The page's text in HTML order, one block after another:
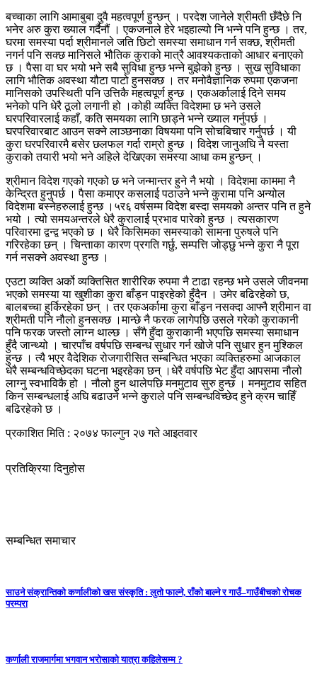
बच्चाका लागि आमाबुबा दुवै महत्वपूर्ण हुन्छन् । परदेश जानेले श्रीमती छँदैछे नि
भनेर अरु कुरा ख्याल गर्दैनौं । एकजनाले हेरे भइहाल्यो नि भन्ने पनि हुन्छ । तर,
घरमा समस्या पर्दा श्रीमानले जति छिटो समस्या समाधान गर्न सक्छ, श्रीमती
नगर्न पनि सक्छ मानिसले भौतिक कुराको मात्रै आवश्यकताको आधार बनाएको
छ । पैसा वा घर भयो भने सबै सुविधा हुन्छ भन्ने बुझेको हुन्छ । सुख सुविधाका
लागि भौतिक अवस्था यौटा पाटो हुनसक्छ । तर मनोवैज्ञानिक रुपमा एकजना
मानिसको उपस्थिती पनि उत्तिकै महत्वपूर्ण हुन्छ । एकअर्कालाई दिने समय
भनेको पनि धेरै ठूलो लगानी हो ।कोही व्यक्ति विदेशमा छ भने उसले
घरपरिवारलाई कहाँ, कति समयका लागि छाड्ने भन्ने ख्याल गर्नुपर्छ ।
घरपरिवारबाट आउन सक्ने लाञ्छनाका विषयमा पनि सोचबिचार गर्नुपर्छ । यी
कुरा घरपरिवारमै बसेर छलफल गर्दा राम्रो हुन्छ । विदेश जानुअघि नै यस्ता
कुराको तयारी भयो भने अहिले देखिएका समस्या आधा कम हुन्छन् ।
श्रीमान विदेश गएको गएको छ भने जन्मान्तर हुने नै भयो । विदेशमा काममा नै
केन्द्रित हुनुपर्छ । पैसा कमाएर कसलाई पठाउने भन्ने कुरामा पनि अन्योल
विदेशमा बस्नेहरुलाई हुन्छ ।५र६ वर्षसम्म विदेश बस्दा समयको अन्तर पनि त हुने
भयो । त्यो समयअन्तरले धेरै कुरालाई प्रभाव पारेको हुन्छ । त्यसकारण
परिवारमा द्वन्द्व भएको छ । धेरै किसिमका समस्याको सामना पुरुषले पनि
गरिरहेका छन् । चिन्ताका कारण प्रगति गर्छु, सम्पत्ति जोड्छु भन्ने कुरा नै पूरा
गर्न नसक्ने अवस्था हुन्छ ।
एउटा व्यक्ति अर्को व्यक्तिसित शारीरिक रुपमा नै टाढा रहन्छ भने उसले जीवनमा
भएको समस्या या खुशीका कुरा बाँड्न पाइरहेको हुँदैन । उमेर बढिरहेको छ,
बालबच्चा हुर्किरहेका छन् । तर एकअर्कामा कुरा बाँड्न नसक्दा आफ्नै श्रीमान वा
श्रीमती पनि नौलो हुनसक्छ ।मान्छे नै फरक लागेपछि उसले गरेको कुराकानी
पनि फरक जस्तो लाग्न थाल्छ । सँगै हुँदा कुराकानी भएपछि समस्या समाधान
हुँदै जान्थ्यो । चारपाँच वर्षपछि सम्बन्ध सुधार गर्न खोजे पनि सुधार हुन मुश्किल
हुन्छ । त्यै भएर वैदेशिक रोजगारीसित सम्बन्धित भएका व्यक्तिहरुमा आजकाल
धेरै सम्बन्धविच्छेदका घटना भइरहेका छन् ।धेरै वर्षपछि भेट हुँदा आपसमा नौलो
लाग्नु स्वभाविकै हो । नौलो हुन थालेपछि मनमुटाव सुरु हुन्छ । मनमुटाव सहित
किन सम्बन्धलाई अघि बढाउने भन्ने कुराले पनि सम्बन्धविच्छेद हुने क्रम चाहिँ
बढिरहेको छ ।
प्रकाशित मिति : २०७४ फाल्गुन २७ गते आइतवार
प्रतिक्रिया दिनुहोस
सम्बन्धित समाचार
साउने संक्रान्तिको कर्णालीको खस संस्कृति : लुतो फाल्ने, राँको बाल्ने र गाउँ–गाउँबीचको रोचक
परम्परा
कर्णाली राजमार्गमा भगवान भरोसाको यात्रा कहिलेसम्म ?